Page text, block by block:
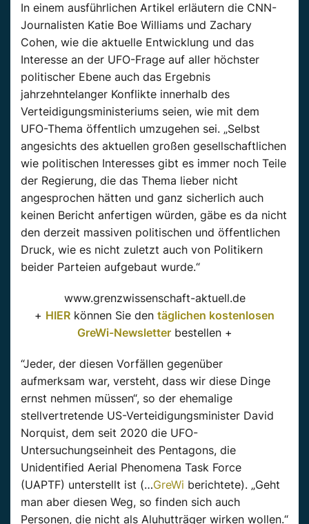
In einem ausführlichen Artikel erläutern die CNN-
Journalisten Katie Boe Williams und Zachary
Cohen, wie die aktuelle Entwicklung und das
Interesse an der UFO-Frage auf aller höchster
politischer Ebene auch das Ergebnis
jahrzehntelanger Konflikte innerhalb des
Verteidigungsministeriums seien, wie mit dem
UFO-Thema öffentlich umzugehen sei. „Selbst
angesichts des aktuellen großen gesellschaftlichen
wie politischen Interesses gibt es immer noch Teile
der Regierung, die das Thema lieber nicht
angesprochen hätten und ganz sicherlich auch
keinen Bericht anfertigen würden, gäbe es da nicht
den derzeit massiven politischen und öffentlichen
Druck, wie es nicht zuletzt auch von Politikern
beider Parteien aufgebaut wurde.“
www.grenzwissenschaft-aktuell.de
+ HIER können Sie den täglichen kostenlosen
GreWi-Newsletterbestellen +
“Jeder, der diesen Vorfällen gegenüber
aufmerksam war, versteht, dass wir diese Dinge
ernst nehmen müssen“, so der ehemalige
stellvertretende US-Verteidigungsminister David
Norquist, dem seit 2020 die UFO-
Untersuchungseinheit des Pentagons, die
Unidentified Aerial Phenomena Task Force
(UAPTF) unterstellt ist (…GreWi berichtete). „Geht
man aber diesen Weg, so finden sich auch
Personen, die nicht als Aluhutträger wirken wollen.“